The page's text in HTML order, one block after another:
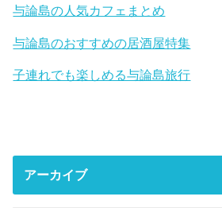
与論島の人気カフェまとめ
与論島のおすすめの居酒屋特集
子連れでも楽しめる与論島旅行
アーカイブ